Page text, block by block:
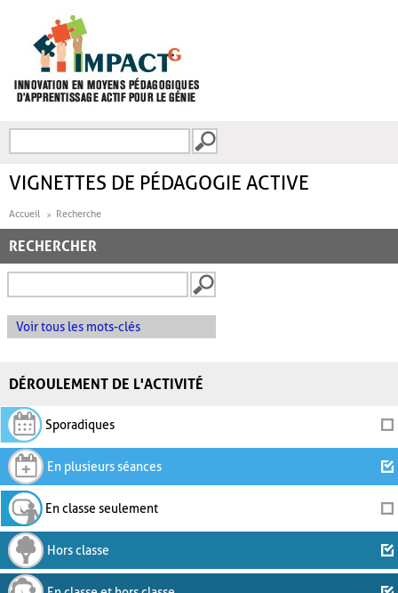
FORMULAIRE DE
VIGNETTES DE PÉDAGOGIE ACTIVE
Accueil Recherche
RECHERCHER
Voir tous les mots-clés
DÉROULEMENT DE L'ACTIVITÉ
Sporadiques
En plusieurs séances
En classe seulement
Hors classe